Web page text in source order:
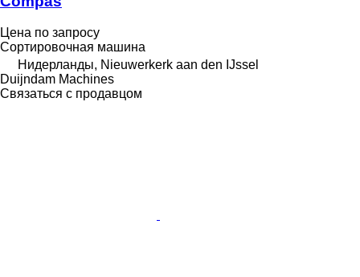
Цена по запросу
Сортировочная машина
Нидерланды, Nieuwerkerk aan den IJssel
Duijndam Machines
Связаться с продавцом